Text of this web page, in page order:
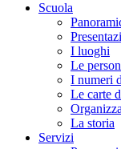
Scuola
I luoghi
Le
I numeri
Le carte
La storia
Servizi